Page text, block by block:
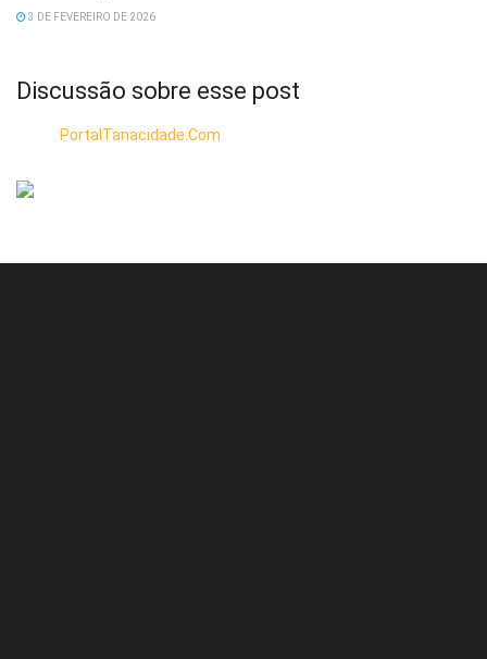
3 DE FEVEREIRO DE 2026
Discussão sobre esse post
PortalTanacidade.Com